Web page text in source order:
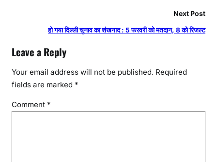
Next Post
हो गया दिल्ली चुनाव का शंखनाद : 5 फरवरी को मतदान, 8 को रिजल्ट
Leave a Reply
Your email address will not be published. Required
fields are marked *
Comment *